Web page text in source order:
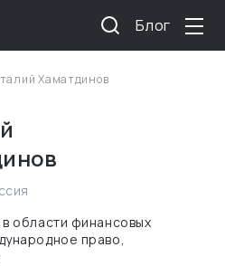
Блог
Хаматдинов
области финансовых
право,